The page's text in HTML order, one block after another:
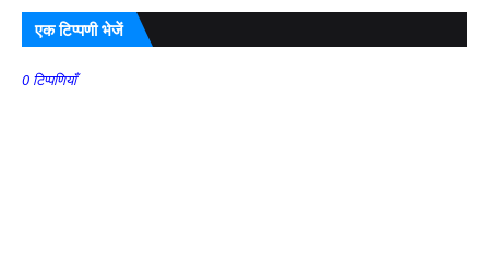
एक टिप्पणी भेजें
0 टिप्पणियाँ